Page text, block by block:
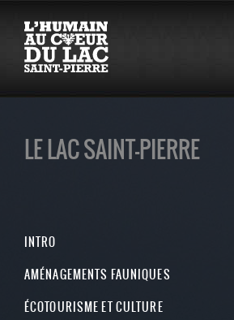
LE LAC SAINT-PIERRE
INTRO
AMÉNAGEMENTS FAUNIQUES
ÉCOTOURISME ET CULTURE